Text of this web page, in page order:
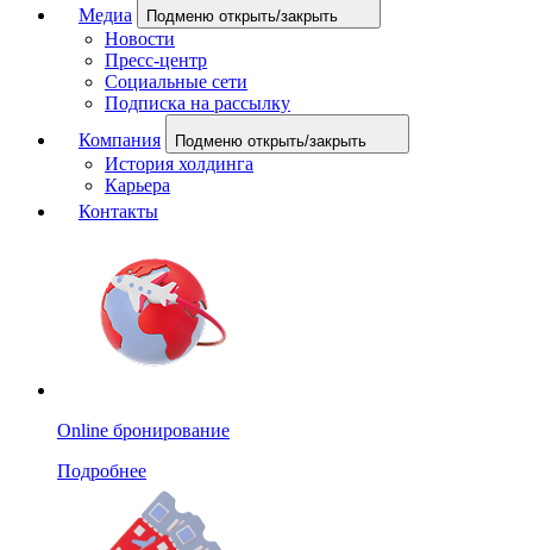
Медиа
Подменю открыть/закрыть
Новости
Пресс-центр
Социальные сети
Подписка на рассылку
Компания
Подменю открыть/закрыть
История холдинга
Карьера
Контакты
Online бронирование
Подробнее